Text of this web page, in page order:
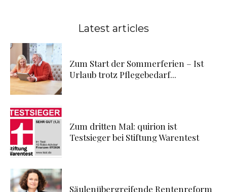
Latest articles
Zum Start der Sommerferien – Ist
Urlaub trotz Pflegebedarf...
Zum dritten Mal: quirion ist
Testsieger bei Stiftung Warentest
Säulenübergreifende Rentenreform